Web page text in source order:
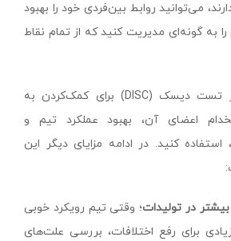
می‌توانید روابط بین‌فردی خود را بهبود
به گونه‌ای مدیریت کنید که از تمام نقاط
همچنین می‌توانید از تست دیسک (DISC) برای کمک‌کردن به
اعضای آن، بهبود عملکرد تیم و
استفاده کنید. در ادامه مزایای دیگر این
بیشتر در تولیدات؛ وقتی تیم رویکرد خوبی
برای رفع اختلافات، بررسی علت‌های